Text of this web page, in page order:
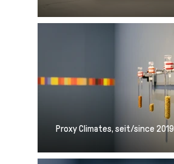
Proxy Climates, seit/since 2019